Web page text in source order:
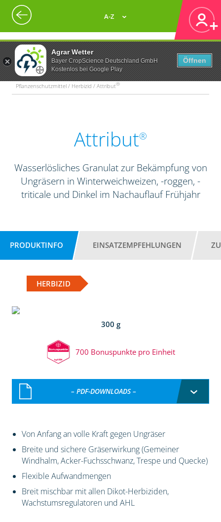
Agrar Wetter
Bayer CropScience Deutschland GmbH
Kostenlos bei Google Play
Öffnen
A-Z
Pflanzenschutzmittel / Herbizid / Attribut®
Attribut®
Wasserlösliches Granulat zur Bekämpfung von
Ungräsern in Winterweichweizen, -roggen, -
triticale und Dinkel im Nachauflauf Frühjahr
PRODUKTINFO EINSATZEMPFEHLUNGEN
HERBIZID
300 g
700 Bonuspunkte pro Einheit
– PDF-DOWNLOADS –
Von Anfang an volle Kraft gegen Ungräser
Breite und sichere Gräserwirkung (Gemeiner
Windhalm, Acker-Fuchsschwanz, Trespe und Quecke)
Flexible Aufwandmengen
Breit mischbar mit allen Dikot-Herbiziden,
Wachstumsregulatoren und AHL